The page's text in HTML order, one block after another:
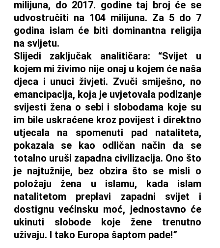
milijuna, do 2017. godine taj broj će se
udvostručiti na 104 milijuna. Za 5 do 7
godina islam će biti dominantna religija
na svijetu.
Slijedi zaključak analitičara: “Svijet u
kojem mi živimo nije onaj u kojem će naša
djeca i unuci živjeti. Zvuči smiješno, no
emancipacija, koja je uvjetovala podizanje
svijesti žena o sebi i slobodama koje su
im bile uskraćene kroz povijest i direktno
utjecala na spomenuti pad nataliteta,
pokazala se kao odličan način da se
totalno uruši zapadna civilizacija. Ono što
je najtužnije, bez obzira što se misli o
položaju žena u islamu, kada islam
natalitetom preplavi zapadni svijet i
dostignu većinsku moć, jednostavno će
ukinuti slobode koje žene trenutno
uživaju. I tako Europa šaptom pade!”